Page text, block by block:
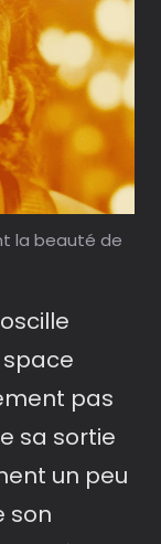
la beauté de
pas
sa sortie
un peu
son